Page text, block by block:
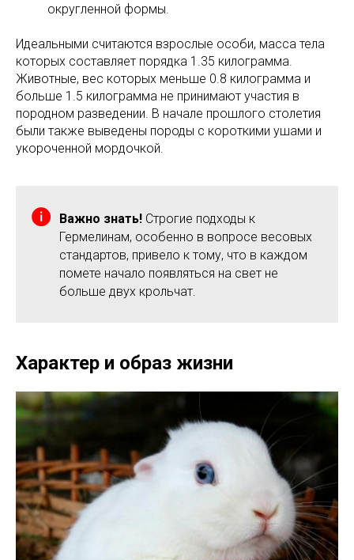
округленной формы.
Идеальными считаются взрослые особи, масса тела
которых составляет порядка 1.35 килограмма.
Животные, вес которых меньше 0.8 килограмма и
больше 1.5 килограмма не принимают участия в
породном разведении. В начале прошлого столетия
были также выведены породы с короткими ушами и
укороченной мордочкой.
Важно знать! Строгие подходы к
Гермелинам, особенно в вопросе весовых
стандартов, привело к тому, что в каждом
помете начало появляться на свет не
больше двух крольчат.
Характер и образ жизни